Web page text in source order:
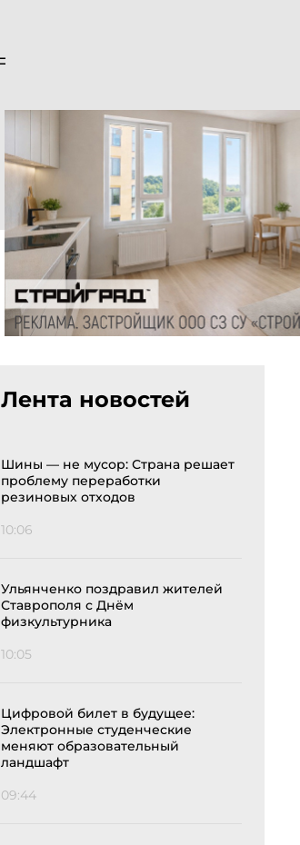
Лента новостей
Шины — не мусор: Страна решает
проблему переработки
резиновых отходов
10:06
Ульянченко поздравил жителей
Ставрополя с Днём
физкультурника
10:05
Цифровой билет в будущее:
Электронные студенческие
меняют образовательный
ландшафт
09:44